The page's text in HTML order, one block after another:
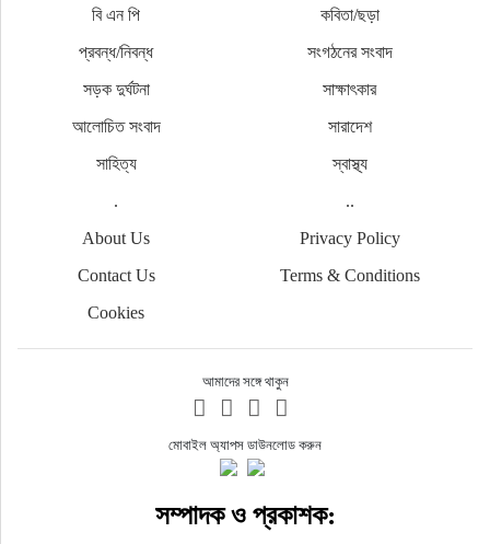
বি এন পি
কবিতা/ছড়া
প্রবন্ধ/নিবন্ধ
সংগঠনের সংবাদ
সড়ক দুর্ঘটনা
সাক্ষাৎকার
আলোচিত সংবাদ
সারাদেশ
সাহিত্য
স্বাস্থ্য
.
..
About Us
Privacy Policy
Contact Us
Terms & Conditions
Cookies
আমাদের সঙ্গে থাকুন
মোবাইল অ্যাপস ডাউনলোড করুন
সম্পাদক ও প্রকাশক: